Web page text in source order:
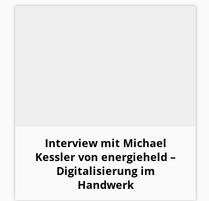
Interview mit Michael
Kessler von energieheld –
Digitalisierung im
Handwerk